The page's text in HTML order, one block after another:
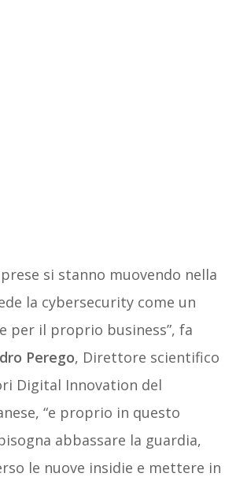
si stanno muovendo nella
la cybersecurity come un
per il proprio business”, fa
Perego, Direttore scientifico
Digital Innovation del
“e proprio in questo
abbassare la guardia,
le nuove insidie e mettere in